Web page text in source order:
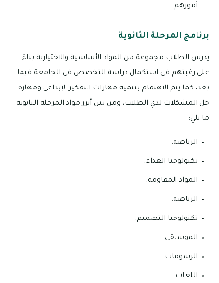
أمورهم.
برنامج المرحلة الثانوية
يدرس الطلاب مجموعة من المواد الأساسية والاختيارية بناءً
على رغبتهم في استكمال دراسة التخصص في الجامعة فيما
بعد، كما يتم الاهتمام بتنمية مهارات التفكير الإبداعي ومهارة
حل المشكلات لدي الطلاب، ومن بين أبرز مواد المرحلة الثانوية
ما يلي:
الرياضة.
تكنولوجيا الغذاء.
المواد المقاومة.
الرياضة.
تكنولوجيا التصميم.
الموسيقى.
الرسومات.
اللغات.